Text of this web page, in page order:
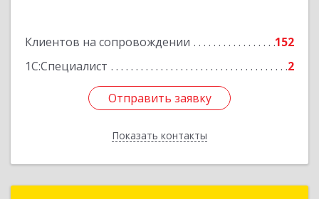
Клиентов на сопровождении
152
1С:Специалист
2
Отправить заявку
Показать контакты
Подробнее
Отправить заявку
Назад